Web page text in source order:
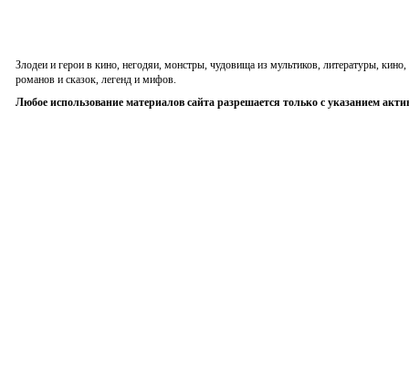
Злодеи и герои в кино, негодяи, монстры, чудовища из мультиков, литературы,
романов и сказок, легенд и мифов.
Любое использование материалов сайта разрешается только с указанием